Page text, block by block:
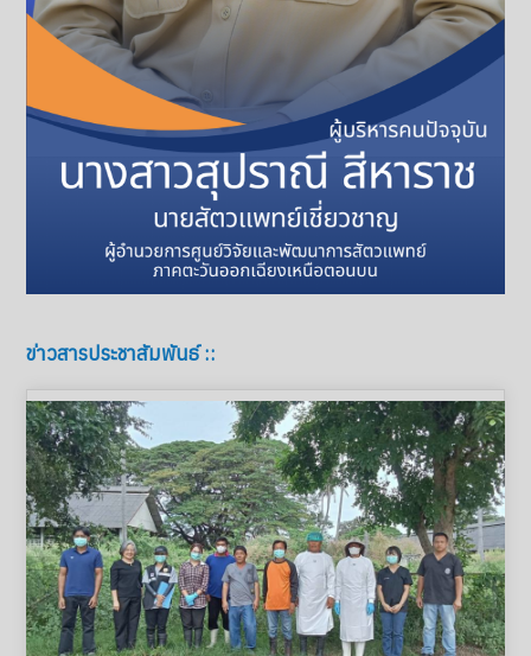
ข่าวสารประชาสัมพันธ์ ::